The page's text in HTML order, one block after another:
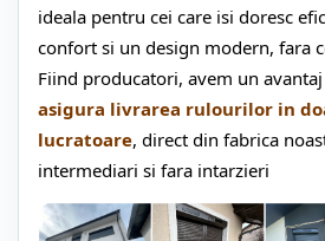
ideala pentru cei care isi doresc
confort si un design modern, fara
Fiind producatori, avem un
asigura livrarea rulourilor in
lucratoare, direct din fabrica
intermediari si fara intarzieri